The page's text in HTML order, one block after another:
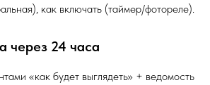
как включать (таймер/фотореле).
через 24 часа
«как будет выглядеть» + ведомость